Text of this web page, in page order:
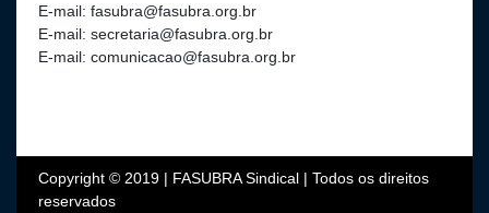
E-mail: fasubra@fasubra.org.br
E-mail: secretaria@fasubra.org.br
E-mail: comunicacao@fasubra.org.br
Copyright © 2019 | FASUBRA Sindical | Todos os direitos
reservados